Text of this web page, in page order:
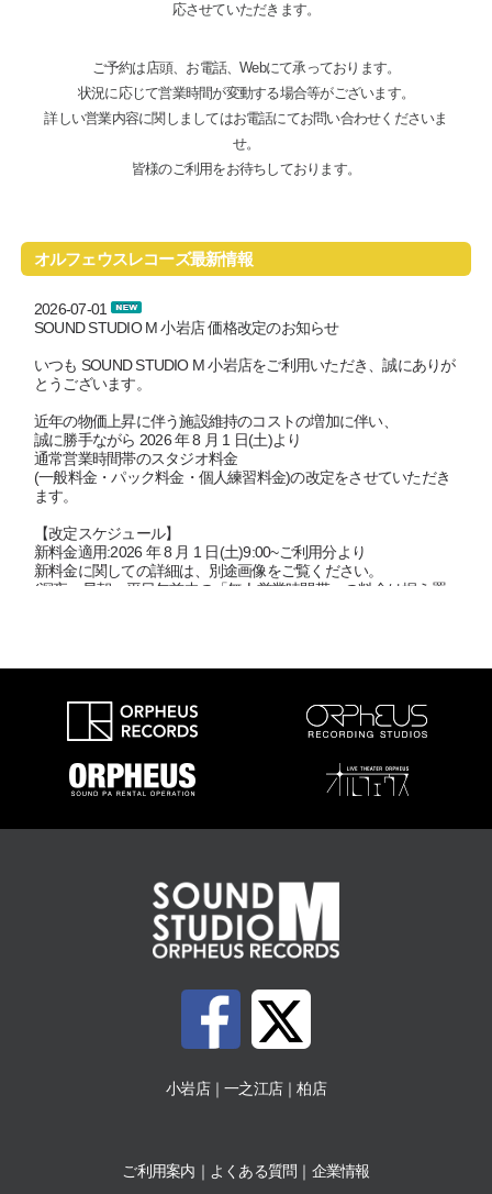
応させていただきます。
ご予約は店頭、お電話、Webにて承っております。
状況に応じて営業時間が変動する場合等がございます。
詳しい営業内容に関しましてはお電話にてお問い合わせくださいま
せ。
皆様のご利用をお待ちしております。
オルフェウスレコーズ最新情報
2026-07-01
SOUND STUDIO M 小岩店 価格改定のお知らせ
いつも SOUND STUDIO M 小岩店をご利用いただき、誠にありが
とうございます。
近年の物価上昇に伴う施設維持のコストの増加に伴い、
誠に勝手ながら 2026 年 8 月 1 日(土)より
通常営業時間帯のスタジオ料金
(一般料金・パック料金・個人練習料金)の改定をさせていただき
ます。
【改定スケジュール】
新料金適用:2026 年 8 月 1 日(土)9:00~ご利用分より
新料金に関しての詳細は、別途画像をご覧ください。
(深夜・早朝・平日午前中の「無人営業時間帯」の料金は据え置
応など、
皆様がより柔軟に、快適に音楽を楽しめる環境づくりを今後も進
めてまいります。
SOUND STUDIO M 小岩店
［小岩店］ ［柏 Part2店］
いつも SOUND STUDIO M 一之江店をご利用いただき、誠にあり
有人時間帯及び無人時間帯のスタジオ料金
(一般料金・パック料金・個人練習料金)の改定をさせていただき
【改定スケジュール】
新料金適用:2026年 8月1日(土)12：00～ご利用分より
改定後の料金に関しましては添付画像をご参照ください
小岩店｜一之江店｜柏店
ご利用案内 よくある質問 企業情報